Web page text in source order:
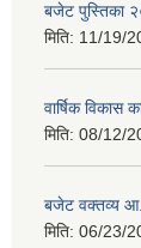
बजेट पुस्तिका
मिति: 11/19/
वार्षिक विकास
मिति: 08/12/
बजेट वक्तव्य
मिति: 06/23/